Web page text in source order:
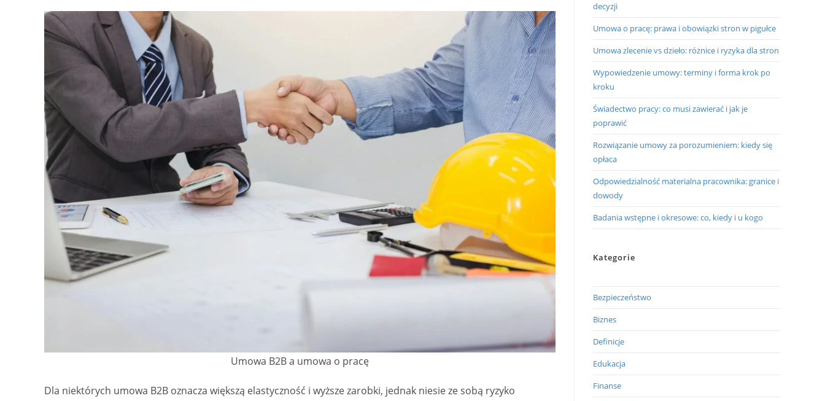
Umowa B2B a umowa o pracę
Dla niektórych umowa B2B oznacza większą elastyczność i wyższe zarobki, jednak niesie ze sobą ryzyko
decyzji
Umowa o pracę: prawa i obowiązki stron w pigułce
Umowa zlecenie vs dzieło: różnice i ryzyka dla stron
Wypowiedzenie umowy: terminy i forma krok po
kroku
Świadectwo pracy: co musi zawierać i jak je
poprawić
Rozwiązanie umowy za porozumieniem: kiedy się
opłaca
Odpowiedzialność materialna pracownika: granice i
dowody
Badania wstępne i okresowe: co, kiedy i u kogo
Kategorie
Bezpieczeństwo
Biznes
Definicje
Edukacja
Finanse